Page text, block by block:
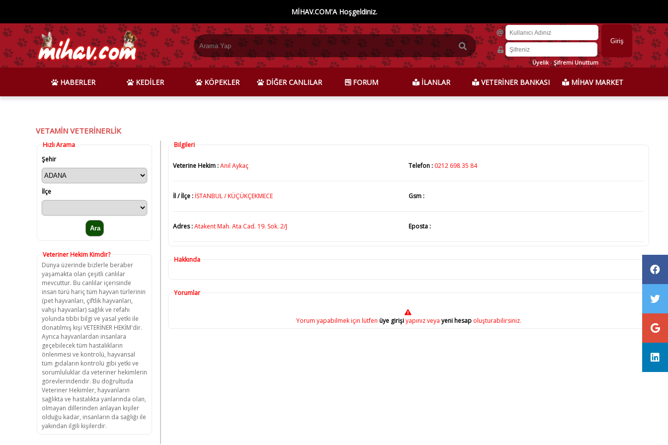
MİHAV.COM'A Hoşgeldiniz.
Üyelik-Şifremi Unuttum
HABERLER KEDİLER KÖPEKLER DİĞER CANLILAR FORUM İLANLAR VETERİNER BANKASI MİHAV MARKET
VETAMİN VETERİNERLİK
Hızlı Arama
Şehir
İlçe
Veteriner Hekim Kimdir?
Dünya üzerinde bizlerle beraber
yaşamakta olan çeşitli canlılar
mevcuttur. Bu canlılar içerisinde
insan türü hariç tüm hayvan türlerinin
(pet hayvanları, çiftlik hayvanları,
vahşi hayvanlar) sağlık ve refahı
yolunda tıbbi bilgi ve yasal yetki ile
donatılmış kişi VETERİNER HEKİM'dir.
Ayrıca hayvanlardan insanlara
geçebilecek tüm hastalıkların
önlenmesi ve kontrolü, hayvansal
tüm gıdaların kontrolü gibi yetki ve
sorumluluklar da veteriner hekimlerin
görevlerindendir. Bu doğrultuda
Veteriner Hekimler, hayvanların
sağlıkta ve hastalıkta yanlarında olan,
olmayan dillerinden anlayan kişiler
olduğu kadar, insanların da sağlığı ile
yakından ilgili kişilerdir.
Bilgileri
Veterine Hekim :Anıl Aykaç Telefon : 0212 698 35 84
İl / İlçe : İSTANBUL / KÜÇÜKÇEKMECE Gsm :
Adres :Atakent Mah. Ata Cad. 19. Sok. 2/J Eposta :
Hakkında
Yorumlar
Yorum yapabilmek için lütfen üye girişiyapınız veya yeni hesapoluşturabilirsiniz.